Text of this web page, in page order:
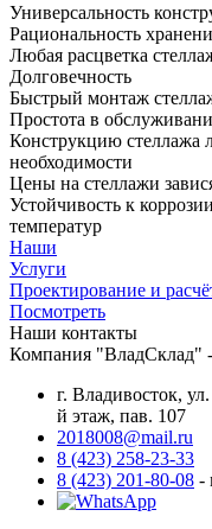
Универсальность
Рациональность
Любая расцветка
Долговечность
Быстрый монтаж
Простота в
Конструкцию стеллажа
необходимости
Цены на стеллажи
Устойчивость к
температур
Наши
Услуги
Проектирование и
Посмотреть
Наши контакты
Компания "ВладСклад" -
г. Владивосток,
й этаж, пав. 107
2018008@mail.ru
8 (423) 258-23-33
8 (423) 201-80-08 -